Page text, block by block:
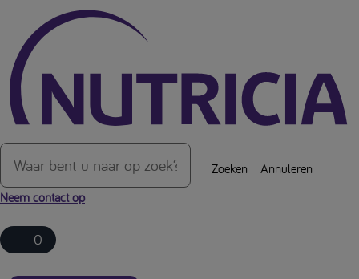
Over de inhoud van de pagina
Zoeken
Annuleren
Neem contact op
0